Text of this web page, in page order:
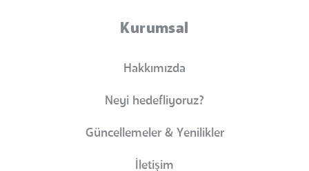
Kurumsal
Hakkımızda
Neyi hedefliyoruz?
Güncellemeler & Yenilikler
İletişim